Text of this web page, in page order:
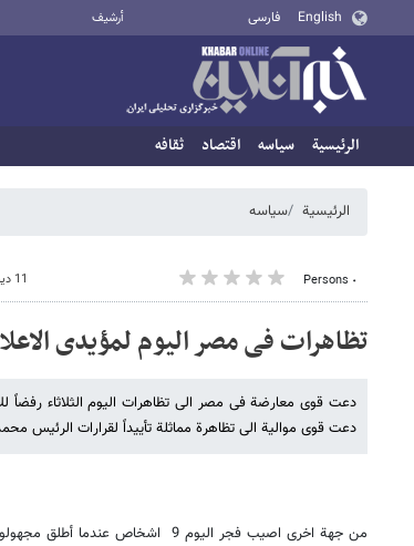
English فارسی أرشيف
الرئيسية سیاسه اقتصاد ثقافه
الرئيسية سیاسه
٠ Persons 11 ديسمبر 2012 - 12:45
تظاهرات فی مصر الیوم لمؤیدی
دعت قوى معارضة فی مصر الى تظاهرات الیوم الثلاثاء رفضاً
دعت قوى موالیة الى تظاهرة مماثلة تأییداً لقرارات الرئیس
من جهة اخرى اصیب فجر الیوم 9 اشخاص عندما أطلق مجهولون النار على معتصمین فی میدان التحریر وسط القاهرة.